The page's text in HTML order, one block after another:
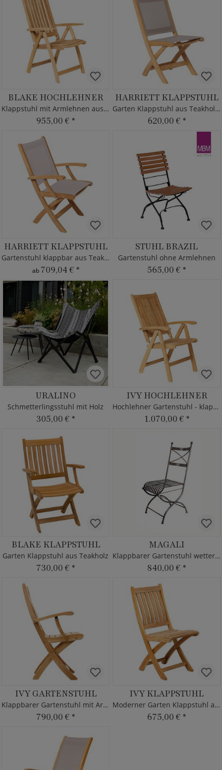
BLAKE HOCHLEHNER
Klappstuhl mit Armlehnen aus Teakholz
955,00 € *
HARRIETT KLAPPSTUHL
Garten Klappstuhl aus Teakholz & Kunststoff
620,00 € *
HARRIETT KLAPPSTUHL
Gartenstuhl klappbar aus Teakholz & Textilene
ab 709,04 € *
STUHL BRAZIL
Gartenstuhl ohne Armlehnen
565,00 € *
URALINO
Schmetterlingsstuhl mit Holz
305,00 € *
IVY HOCHLEHNER
Hochlehner Gartenstuhl - klappbar - Teakholz
1.070,00 € *
BLAKE KLAPPSTUHL
Garten Klappstuhl aus Teakholz
730,00 € *
MAGALI
Klappbarer Gartenstuhl wetterfest
840,00 € *
IVY GARTENSTUHL
Klappbarer Gartenstuhl mit Armlehnen aus Teakholz
790,00 € *
IVY KLAPPSTUHL
Moderner Garten Klappstuhl aus Teak Holz
675,00 € *